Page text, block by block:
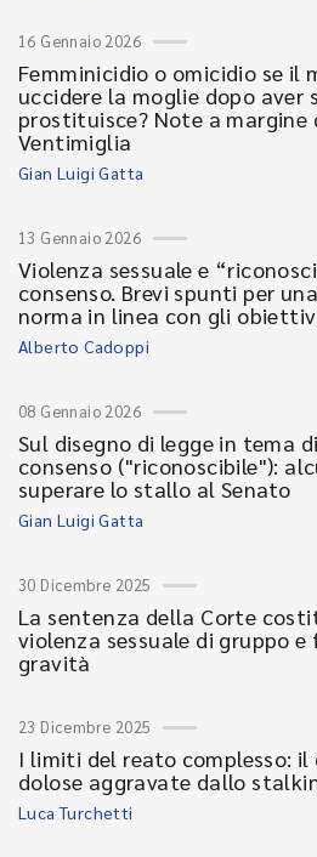
16 Gennaio 2026
Femminicidio o omicidio se il
uccidere la moglie dopo aver
prostituisce? Note a margine
Ventimiglia
Gian Luigi Gatta
13 Gennaio 2026
Violenza sessuale e
consenso. Brevi spunti per
norma in linea con gli
Alberto Cadoppi
08 Gennaio 2026
Sul disegno di legge in tema
consenso ("riconoscibile"):
superare lo stallo al Senato
Gian Luigi Gatta
30 Dicembre 2025
La sentenza della Corte
violenza sessuale di gruppo
gravità
23 Dicembre 2025
I limiti del reato complesso: il
dolose aggravate dallo
Luca Turchetti